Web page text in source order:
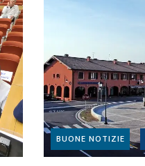
BUONE NOTIZIE